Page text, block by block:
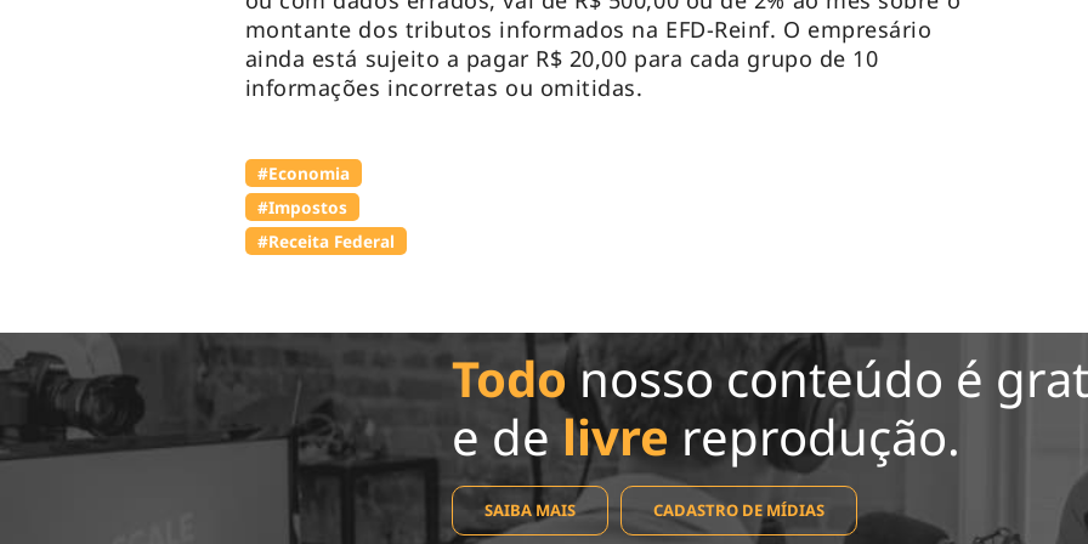
montante dos tributos informados na EFD-Reinf. O empresário
ainda está sujeito a pagar R$ 20,00 para cada grupo de 10
informações incorretas ou omitidas.
#Economia
#Impostos
#Receita Federal
Todonosso conteúdo é
e de livre reprodução.
SAIBA MAIS CADASTRO DE MÍDIAS